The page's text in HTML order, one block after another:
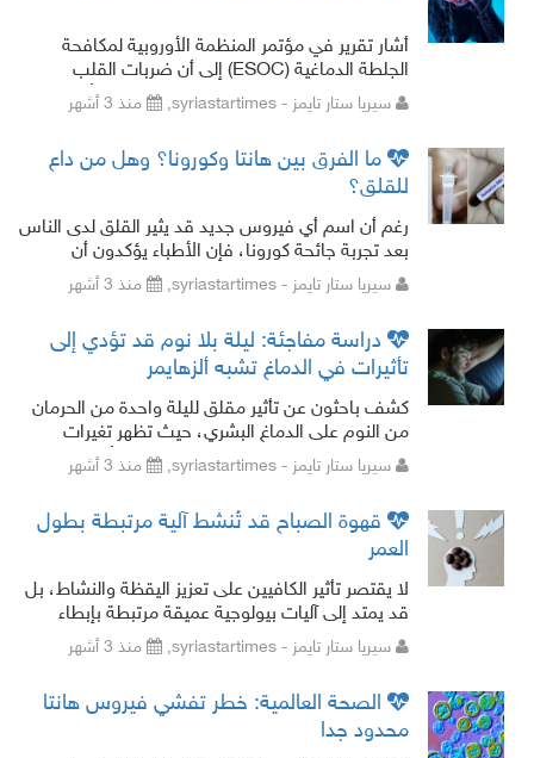
أشار تقرير في مؤتمر المنظمة الأوروبية لمكافحة
الجلطة الدماغية (ESOC) إلى أن ضربات القلب
المنخفضة والمرتفعة في حالة الهدوء يمكن أن تزيد
احتمال الجلطة الدماغية.
سيريا ستار تايمز - syriastartimes, منذ 3 أشهر
ما الفرق بين هانتا وكورونا؟ وهل من داع
للقلق؟
رغم أن اسم أي فيروس جديد قد يثير القلق لدى الناس
بعد تجربة جائحة كورونا، فإن الأطباء يؤكدون أن
فيروس هانتا (Hantavirus Infection) يختلف بشكل
كبير عن فيروس كورونا (COVID
سيريا ستار تايمز - syriastartimes, منذ 3 أشهر
دراسة مفاجئة: ليلة بلا نوم قد تؤدي إلى
تأثيرات في الدماغ تشبه ألزهايمر
كشف باحثون عن تأثير مقلق لليلة واحدة من الحرمان
من النوم على الدماغ البشري، حيث تظهر تغيرات
عصبية وسلوكية تشبه إلى حد كبير بعض أعراض مرض
ألزهايمر.
سيريا ستار تايمز - syriastartimes, منذ 3 أشهر
قهوة الصباح قد تُنشط آلية مرتبطة بطول
العمر
لا يقتصر تأثير الكافيين على تعزيز اليقظة والنشاط، بل
قد يمتد إلى آليات بيولوجية عميقة مرتبطة بإبطاء
الشيخوخة وتحسين صحة الخلايا، وفق ما كشفت
دراسة جديدة أجراها باحثون م
سيريا ستار تايمز - syriastartimes, منذ 3 أشهر
الصحة العالمية: خطر تفشي فيروس هانتا
محدود جدا